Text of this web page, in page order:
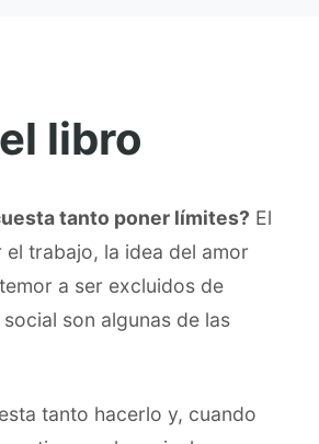
libro
tanto poner límites? El
el trabajo, la idea del amor
a ser excluidos de
son algunas de las
tanto hacerlo y, cuando